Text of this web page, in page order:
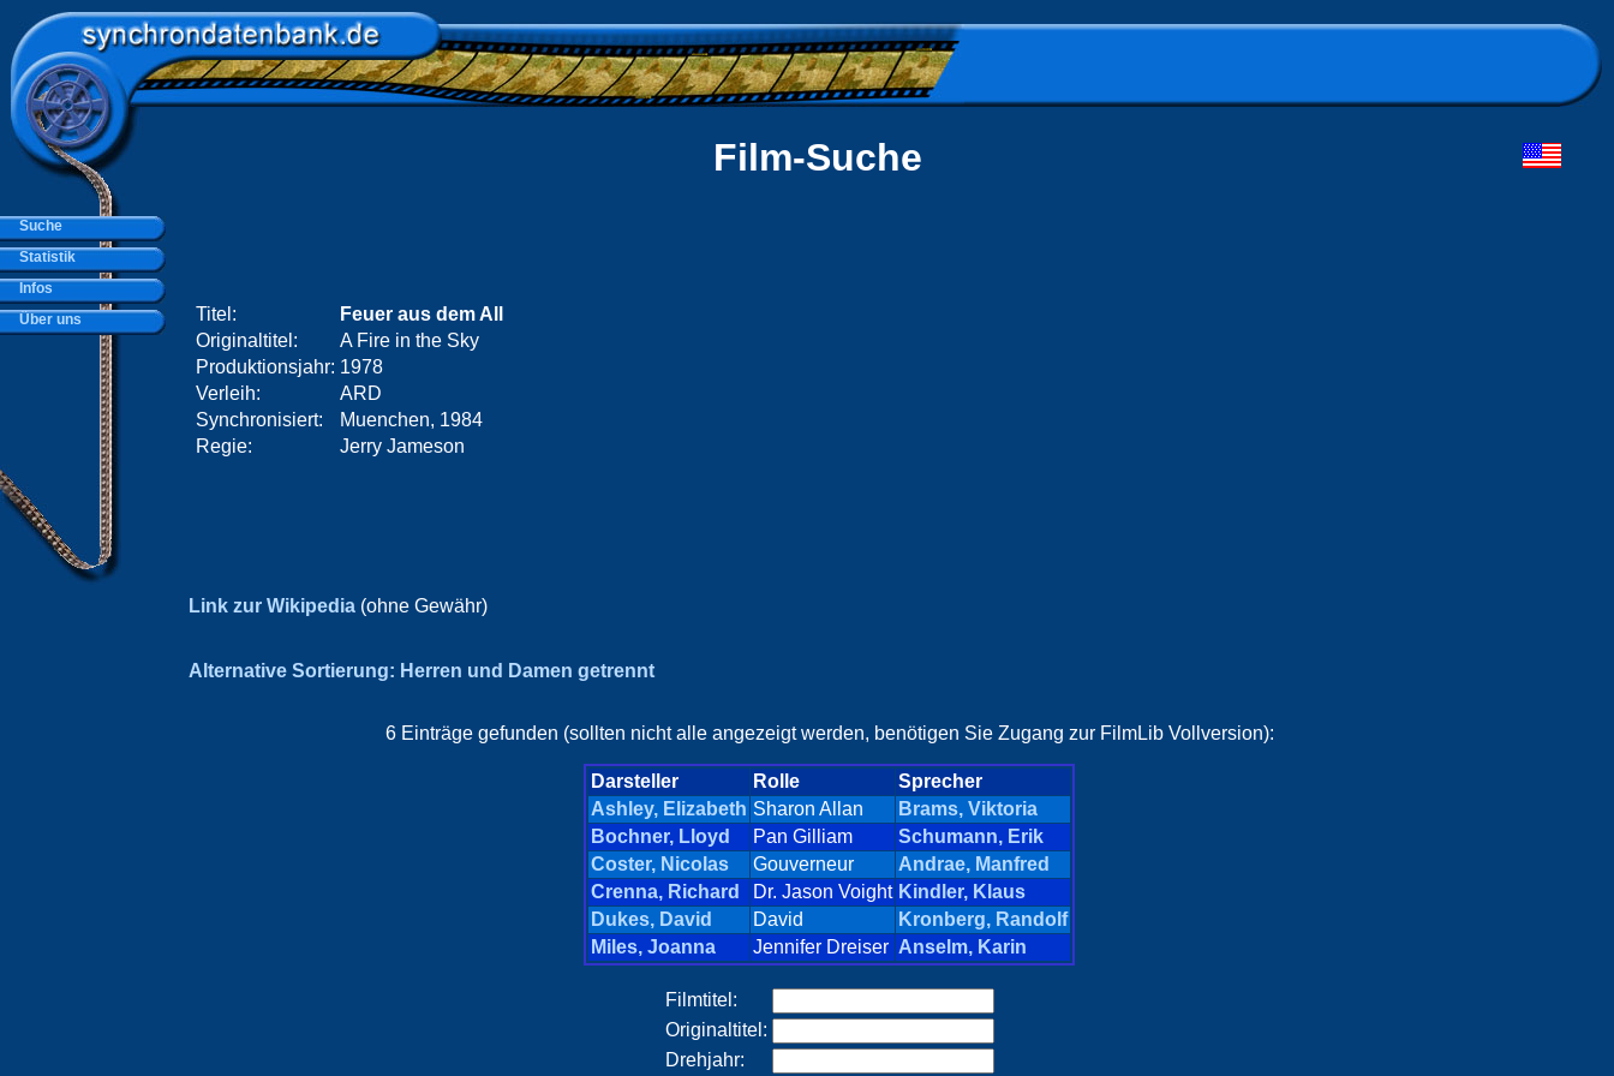
Film-Suche
Titel:
Feuer aus dem All
Originaltitel:
A Fire in the Sky
Produktionsjahr: 1978
Verleih:
ARD
Synchronisiert:
Muenchen, 1984
Regie:
Jerry Jameson
Link zur Wikipedia (ohne Gewähr)
Alternative Sortierung: Herren und Damen getrennt
6 Einträge gefunden (sollten nicht alle angezeigt werden, benötigen Sie Zugang zur FilmLib Vollversion):
Darsteller Rolle
Sprecher
Ashley, Elizabeth Sharon Allan
Brams, Viktoria
Bochner, Lloyd
Pan Gilliam
Schumann, Erik
Coster, Nicolas
Gouverneur
Andrae, Manfred
Crenna, Richard
Dr. Jason Voight Kindler, Klaus
Dukes, David
David
Kronberg, Randolf
Miles, Joanna
Jennifer Dreiser Anselm, Karin
Filmtitel:
Originaltitel:
Drehjahr:
Suche
Statistik
Infos
Über uns